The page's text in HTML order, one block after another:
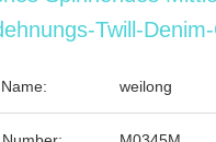
Twill-
weilong